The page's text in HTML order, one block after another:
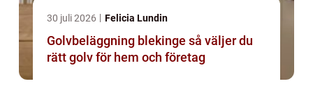
30 juli 2026 Felicia Lundin
Golvbeläggning blekinge så väljer du
rätt golv för hem och företag